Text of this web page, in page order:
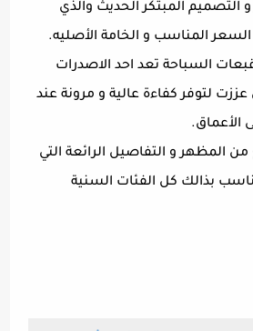
التصميم المبتكر الحديث والذي
المناسب و الخامة الأصليه.
السباحة تعد احد الاصدرات
عززت لتوفر كفاءة عالية و مرونة عند
الأعماق.
المظهر و التفاصيل الرائعة التي
بذالك كل الفئات السنية